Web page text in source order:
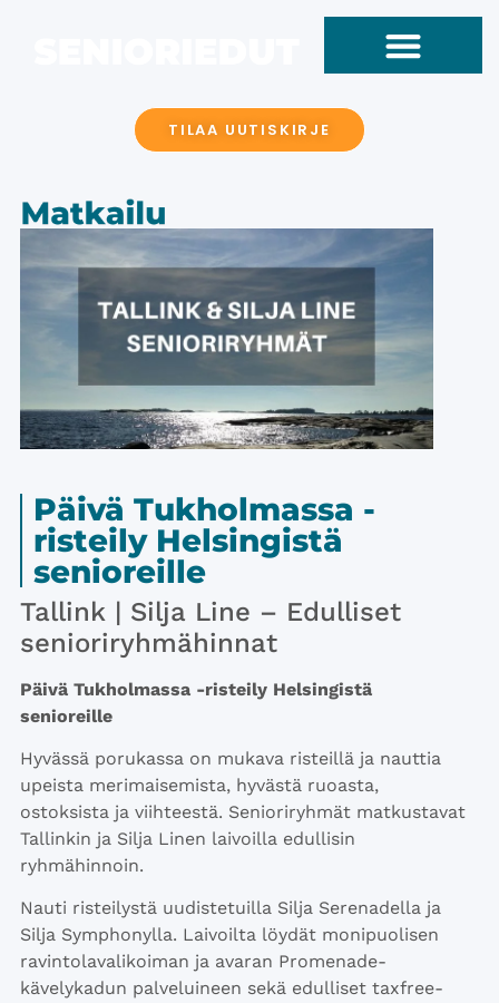
TILAA UUTISKIRJE
Päivä Tukholmassa -
risteily Helsingistä
senioreille
​​​​Tallink | Silja Line – Edulliset
senioriryhmähinnat
Päivä Tukholmassa -risteily Helsingistä
senioreille
​​Hyvässä porukassa on mukava risteillä ja nauttia
upeista merimaisemista, hyvästä ruoasta,
ostoksista ja viihteestä. Senioriryhmät matkustavat
Tallinkin ja Silja Linen laivoilla edullisin
ryhmähinnoin.
Nauti risteilystä uudistetuilla Silja Serenadella ja
Silja Symphonylla. Laivoilta löydät monipuolisen
ravintolavalikoiman ja avaran Promenade-
kävelykadun palveluineen sekä edulliset taxfree-